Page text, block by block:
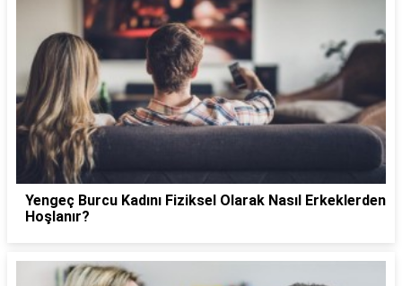
Yengeç Burcu Kadını Fiziksel Olarak Nasıl Erkeklerden
Hoşlanır?